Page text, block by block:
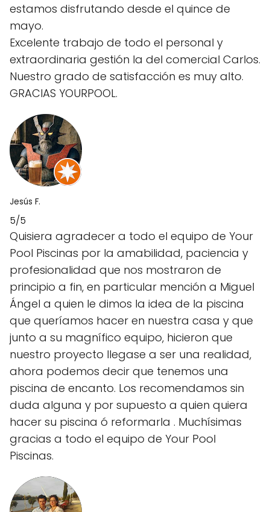
estamos disfrutando desde el quince de
mayo.
Excelente trabajo de todo el personal y
extraordinaria gestión la del comercial Carlos.
Nuestro grado de satisfacción es muy alto.
GRACIAS YOURPOOL.
Jesús F.
5/5
Quisiera agradecer a todo el equipo de Your
Pool Piscinas por la amabilidad, paciencia y
profesionalidad que nos mostraron de
principio a fin, en particular mención a Miguel
Ángel a quien le dimos la idea de la piscina
que queríamos hacer en nuestra casa y que
junto a su magnífico equipo, hicieron que
nuestro proyecto llegase a ser una realidad,
ahora podemos decir que tenemos una
piscina de encanto. Los recomendamos sin
duda alguna y por supuesto a quien quiera
hacer su piscina ó reformarla . Muchísimas
gracias a todo el equipo de Your Pool
Piscinas.